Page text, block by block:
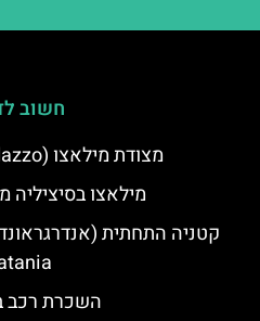
חשוב
מצודת מילאצו (Castello di Milazzo)
מילאצו בסיציליה
השכרת רכב